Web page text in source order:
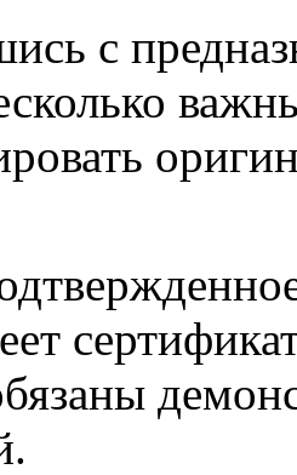
с